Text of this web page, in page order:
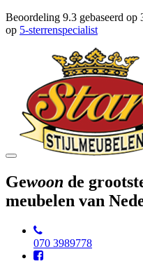
Beoordeling 9.3 gebaseerd op
op 5-sterrenspecialist
Toggle
Gewoon de
meubelen van
070 3989778